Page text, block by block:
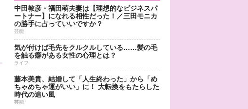
中田敦彦・福田萌夫妻は【理想的なビジネスパ
ートナー】になれる相性だった！／三田モニカ
の勝手に占っていいですか？
芸能
気が付けば毛先をクルクルしている……髪の毛
を触る癖がある女性の心理とは？
ライフ
藤本美貴、結婚して「人生終わった」から「め
ちゃめちゃ運がいい」に！ 大転換をもたらした
時代の追い風
芸能